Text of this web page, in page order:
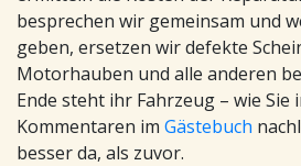
besprechen wir gemeinsam und
geben, ersetzen wir defekte
Motorhauben und alle anderen
Ende steht ihr Fahrzeug – wie Sie
Kommentaren im Gästebuch
besser da, als zuvor.